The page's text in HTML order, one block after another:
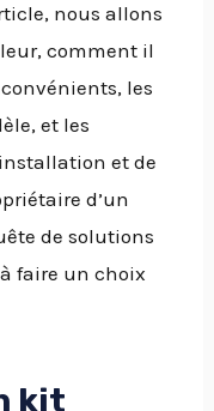
nous allons
comment il
les
et les
et de
d’un
de solutions
faire un choix
kit